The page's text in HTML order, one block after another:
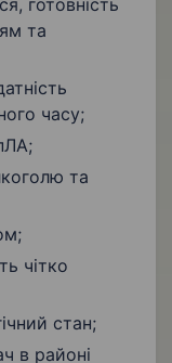
та
часу;
та
чітко
стан;
в районі